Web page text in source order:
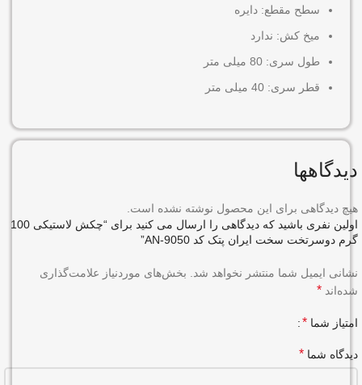
سطح مقطع: دایره
میخ کش: ندارد
طول سری: 80 میلی متر
قطر سری: 40 میلی متر
دیدگاهها
هیچ دیدگاهی برای این محصول نوشته نشده است.
اولین نفری باشید که دیدگاهی را ارسال می کنید برای “چکش لاستیکی 100
گرم دوسرتخت سخت ایران پتک کد AN-9050”
نشانی ایمیل شما منتشر نخواهد شد. بخش‌های موردنیاز علامت‌گذاری
شده‌اند *
امتیاز شما *
دیدگاه شما *